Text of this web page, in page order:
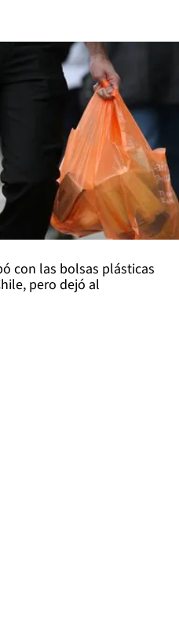
con las bolsas plásticas
pero dejó al